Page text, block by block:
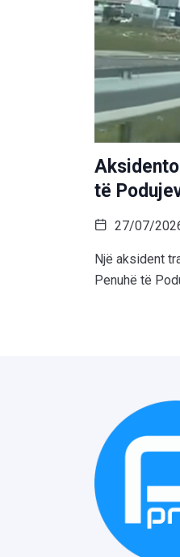
të
27/07/
Një aksident
Penuhë të